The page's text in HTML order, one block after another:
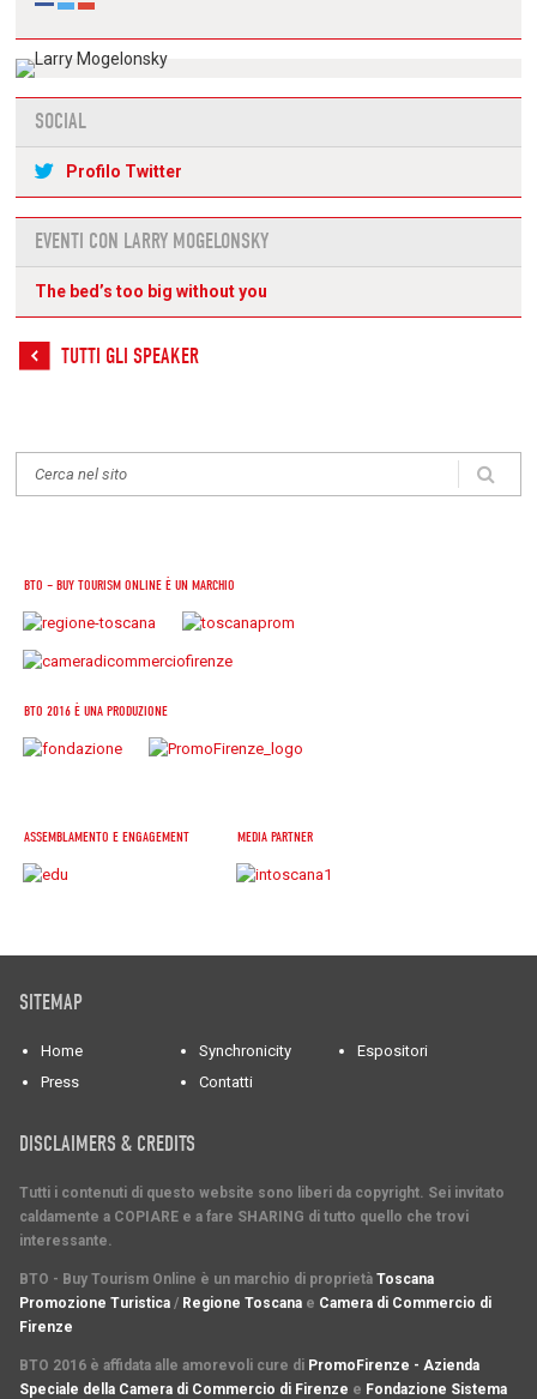
SOCIAL
Profilo Twitter
EVENTI CON LARRY MOGELONSKY
The bed’s too big without you
TUTTI GLI SPEAKER
BTO – BUY TOURISM ONLINE È UN MARCHIO
BTO 2016 È UNA PRODUZIONE
ASSEMBLAMENTO E ENGAGEMENT MEDIA PARTNER
SITEMAP
Home Synchronicity
Espositori
Press
Contatti
DISCLAIMERS & CREDITS
Tutti i contenuti di questo website sono liberi da copyright. Sei invitato
caldamente a COPIARE e a fare SHARING di tutto quello che trovi
interessante.
BTO - Buy Tourism Online è un marchio di proprietà Toscana
Promozione Turistica / Regione Toscana e Camera di Commercio di
Firenze
BTO 2016 è affidata alle amorevoli cure di PromoFirenze - Azienda
Speciale della Camera di Commercio di Firenze e Fondazione Sistema